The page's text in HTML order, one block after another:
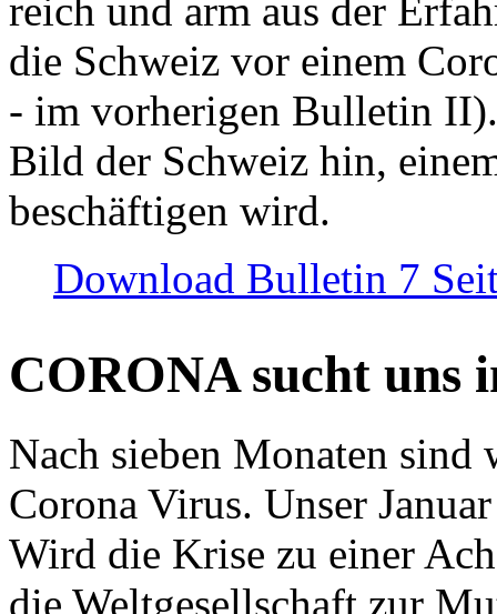
reich und arm aus der
die Schweiz vor einem
- im vorherigen Bulletin
Bild der Schweiz hin,
beschäftigen wird.
Download Bulletin 7
CORONA sucht uns
Nach sieben Monaten
Corona Virus. Unser
Wird die Krise zu einer
die Weltgesellschaft zur